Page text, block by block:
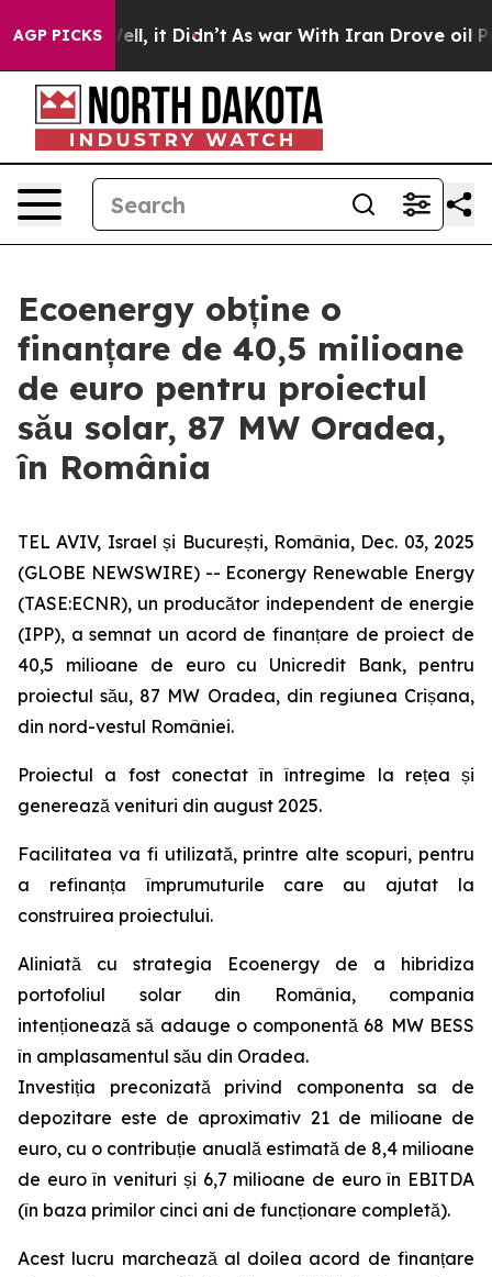
AGP PICKS
40%. Well, it Didn’t As war With Iran Drove oil
Ecoenergy obține o
finanțare de 40,5 milioane
de euro pentru proiectul
său solar, 87 MW Oradea,
în România
TEL AVIV, Israel și București, România, Dec. 03, 2025
(GLOBE NEWSWIRE) -- Econergy Renewable Energy
(TASE:ECNR), un producător independent de energie
(IPP), a semnat un acord de finanțare de proiect de
40,5 milioane de euro cu Unicredit Bank, pentru
proiectul său, 87 MW Oradea, din regiunea Crișana,
din nord-vestul României.
Proiectul a fost conectat în întregime la rețea și
generează venituri din august 2025.
Facilitatea va fi utilizată, printre alte scopuri, pentru
a refinanța împrumuturile care au ajutat la
construirea proiectului.
Aliniată cu strategia Ecoenergy de a hibridiza
portofoliul solar din România, compania
intenționează să adauge o componentă 68 MW BESS
în amplasamentul său din Oradea.
Investiția preconizată privind componenta sa de
depozitare este de aproximativ 21 de milioane de
euro, cu o contribuție anuală estimată de 8,4 milioane
de euro în venituri și 6,7 milioane de euro în EBITDA
(în baza primilor cinci ani de funcționare completă).
Acest lucru marchează al doilea acord de finanțare